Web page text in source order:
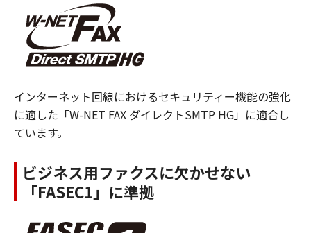
インターネット回線におけるセキュリティー機能の強化
に適した「W-NET FAX ダイレクトSMTP HG」に適合し
ています。
ビジネス用ファクスに欠かせない
「FASEC1」に準拠